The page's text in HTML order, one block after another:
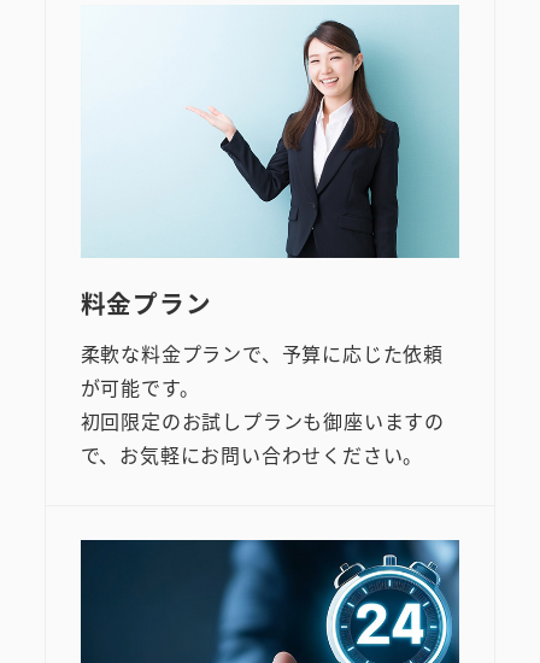
料金プラン
柔軟な料金プランで、予算に応じた依頼
が可能です。
初回限定のお試しプランも御座いますの
で、お気軽にお問い合わせください。